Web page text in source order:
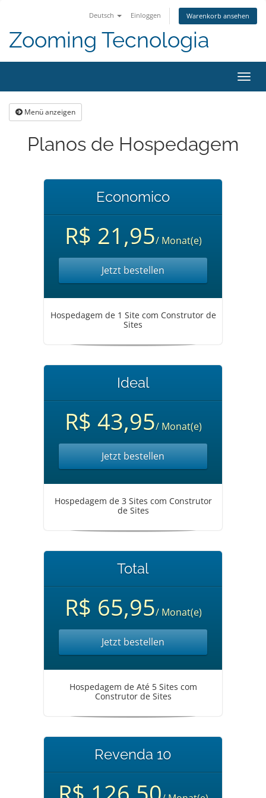
Deutsch Einloggen Warenkorb ansehen
Zooming Tecnologia
ein-/
Menü anzeigen
Planos de Hospedagem
Economico
R$ 21,95/ Monat(e)
Jetzt bestellen
Hospedagem de 1 Site com Construtor de
Sites
Ideal
R$ 43,95/ Monat(e)
Jetzt bestellen
Hospedagem de 3 Sites com Construtor
de Sites
Total
R$ 65,95/ Monat(e)
Jetzt bestellen
Hospedagem de Até 5 Sites com
Construtor de Sites
Revenda 10